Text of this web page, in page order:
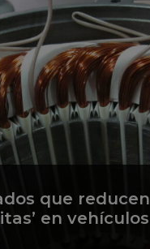
que reducen
en vehículos